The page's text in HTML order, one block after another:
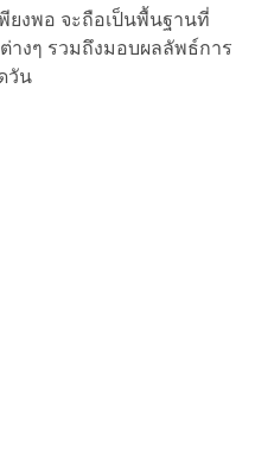
ยงพอ จะถือเป็นพื้นฐานที่
างๆ รวมถึงมอบผลลัพธ์การ
วัน